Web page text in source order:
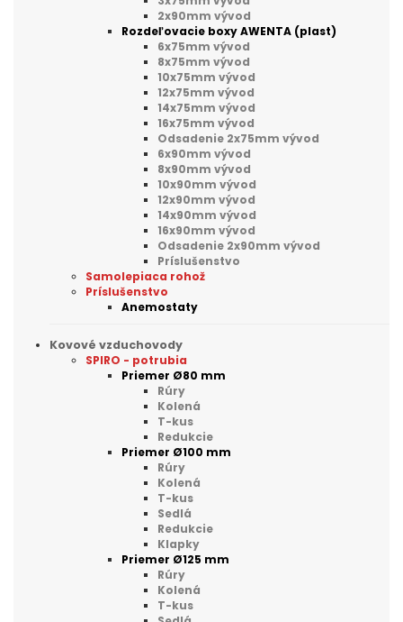
2x90mm vývod
Rozdeľovacie boxy AWENTA (plast)
6x75mm vývod
8x75mm vývod
10x75mm vývod
12x75mm vývod
14x75mm vývod
16x75mm vývod
Odsadenie 2x75mm vývod
6x90mm vývod
8x90mm vývod
10x90mm vývod
12x90mm vývod
14x90mm vývod
16x90mm vývod
Odsadenie 2x90mm vývod
Príslušenstvo
Samolepiaca rohož
Príslušenstvo
Anemostaty
Kovové vzduchovody
SPIRO - potrubia
Priemer Ø80 mm
Rúry
Kolená
T-kus
Redukcie
Priemer Ø100 mm
Rúry
Kolená
T-kus
Sedlá
Redukcie
Klapky
Priemer Ø125 mm
Rúry
Kolená
T-kus